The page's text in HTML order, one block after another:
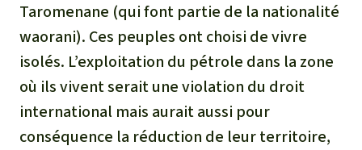
Taromenane (qui font partie de la nationalité
waorani). Ces peuples ont choisi de vivre
isolés. L’exploitation du pétrole dans la zone
où ils vivent serait une violation du droit
international mais aurait aussi pour
conséquence la réduction de leur territoire,